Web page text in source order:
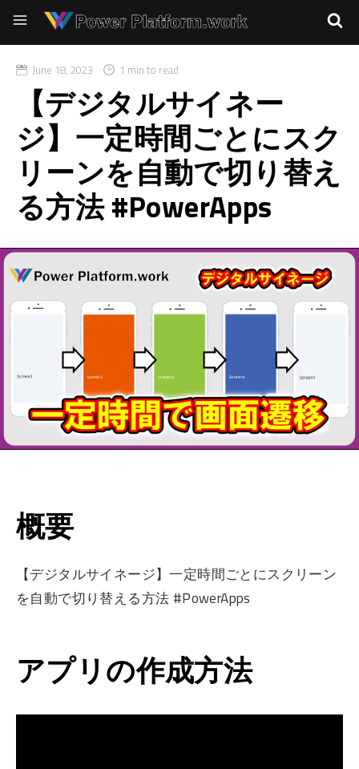
June 18, 2023 1 min to read
【デジタルサイネー
ジ】一定時間ごとにスク
リーンを自動で切り替え
る方法 #PowerApps
概要
【デジタルサイネージ】一定時間ごとにスクリーン
を自動で切り替える方法 #PowerApps
アプリの作成方法